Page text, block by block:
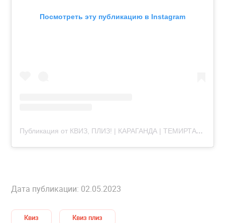
Посмотреть эту публикацию в Instagram
Публикация от КВИЗ, ПЛИЗ! | КАРАГАНДА | ТЕМИРТАУ (@quizplease_krg)
Дата публикации: 02.05.2023
Квиз Квиз плиз